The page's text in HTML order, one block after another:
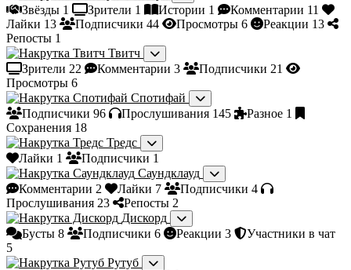
Звёзды 1 Зрители 1 Истории 1 Комментарии 11
Лайки 13 Подписчики 44 Просмотры 6 Реакции 13
Репосты 1
Твитч
Зрители 22 Комментарии 3 Подписчики 21
Просмотры 6
Спотифай
Подписчики 96 Прослушивания 145 Разное 1
Сохранения 18
Тредс
Лайки 1 Подписчики 1
Саундклауд
Комментарии 2 Лайки 7 Подписчики 4
Прослушивания 23 Репосты 2
Дискорд
Бусты 8 Подписчики 6 Реакции 3
Участники в чат
5
Рутуб